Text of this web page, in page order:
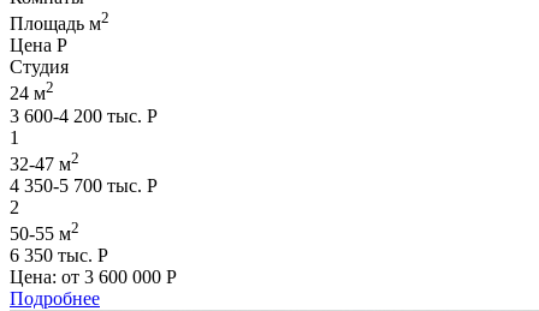
Площадь м2
Цена Р
Студия
24 м2
3 600-4 200 тыс. Р
1
32-47 м2
4 350-5 700 тыс. Р
2
50-55 м2
6 350 тыс. Р
Цена: от 3 600 000 Р
Подробнее